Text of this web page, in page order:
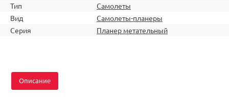
Тип
Самолеты
Вид
Самолеты-планеры
Серия
Планер метательный
Описание